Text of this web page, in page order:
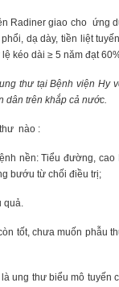
Radiner giao cho ứng
dạ dày, tiền liệt
kéo dài ≥ 5 năm đạt
thư tại Bệnh viện Hy
dân trên khắp cả nước.
nào :
nền: Tiểu đường,
bướu từ chối điều trị;
quả.
tốt, chưa muốn phẫu
ung thư biểu mô tuyến